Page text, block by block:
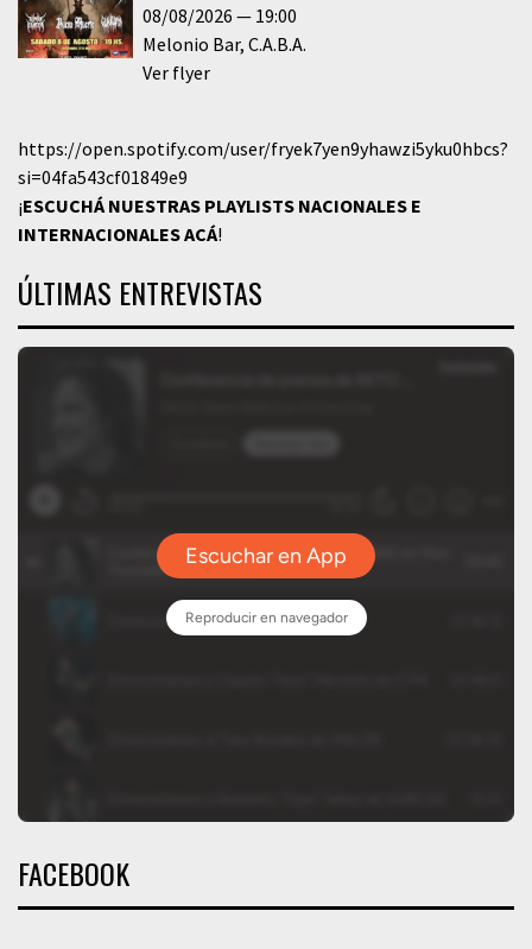
08/08/2026
19:00
Melonio Bar C.A.B.A.
Ver flyer
https://open.spotify.com/user/fryek7yen9yhawzi5yku0hbcs?
si=04fa543cf01849e9
¡ESCUCHÁ NUESTRAS PLAYLISTS NACIONALES E
INTERNACIONALESACÁ!
ÚLTIMAS ENTREVISTAS
FACEBOOK